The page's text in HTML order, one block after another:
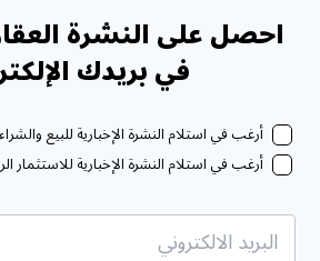
احصل على النشرة
في بريدك
أرغب في استلام النشرة الإخبارية للبيع والشراء
أرغب في استلام النشرة الإخبارية للاستثمار